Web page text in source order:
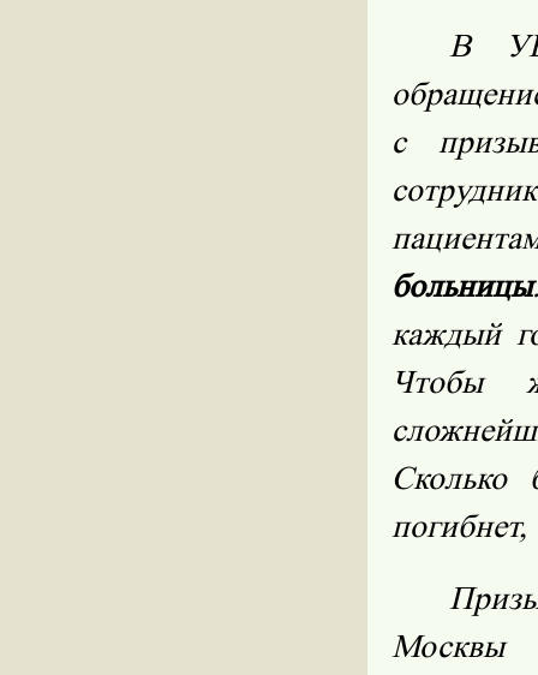
В
с
больницы
каждый
Чтобы
Сколько
погибнет,
Москвы